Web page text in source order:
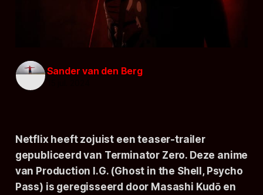
Sander van den Berg
Netflix heeft zojuist een teaser-trailer
gepubliceerd van Terminator Zero. Deze anime
van Production I.G. (Ghost in the Shell, Psycho
Pass) is geregisseerd door Masashi Kudō en